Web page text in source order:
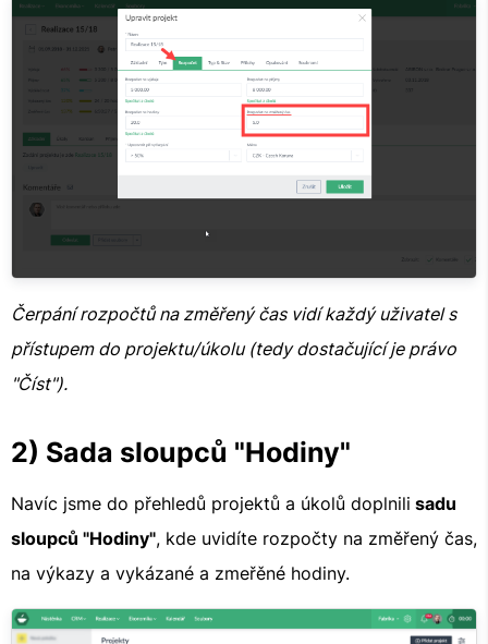
Čerpání rozpočtů na změřený čas vidí každý uživatel s
přístupem do projektu/úkolu (tedy dostačující je právo
"Číst").
2) Sada sloupců "Hodiny"
Navíc jsme do přehledů projektů a úkolů doplnili sadu
sloupců "Hodiny", kde uvidíte rozpočty na změřený čas,
na výkazy a vykázané a zmeřěné hodiny.